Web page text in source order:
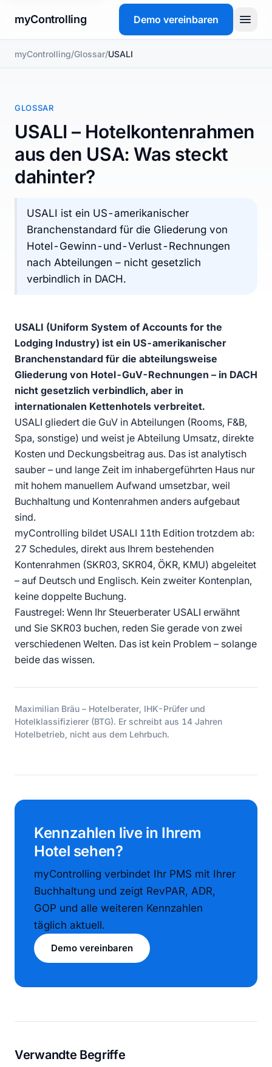
myControlling Demo vereinbaren
Produkt
FAQ
Glossar
myControlling/Glossar/USALI
GLOSSAR
USALI – Hotelkontenrahmen
aus den USA: Was steckt
dahinter?
USALI ist ein US-amerikanischer
Branchenstandard für die Gliederung von
Hotel-Gewinn-und-Verlust-Rechnungen
nach Abteilungen – nicht gesetzlich
verbindlich in DACH.
USALI (Uniform System of Accounts for the
Lodging Industry) ist ein US-amerikanischer
Branchenstandard für die abteilungsweise
Gliederung von Hotel-GuV-Rechnungen – in DACH
nicht gesetzlich verbindlich, aber in
internationalen Kettenhotels verbreitet.
USALI gliedert die GuV in Abteilungen (Rooms, F&B,
Spa, sonstige) und weist je Abteilung Umsatz, direkte
Kosten und Deckungsbeitrag aus. Das ist analytisch
sauber – und lange Zeit im inhabergeführten Haus nur
mit hohem manuellem Aufwand umsetzbar, weil
Buchhaltung und Kontenrahmen anders aufgebaut
sind.
myControlling bildet USALI 11th Edition trotzdem ab:
27 Schedules, direkt aus Ihrem bestehenden
Kontenrahmen (SKR03, SKR04, ÖKR, KMU) abgeleitet
– auf Deutsch und Englisch. Kein zweiter Kontenplan,
keine doppelte Buchung.
Faustregel: Wenn Ihr Steuerberater USALI erwähnt
und Sie SKR03 buchen, reden Sie gerade von zwei
verschiedenen Welten. Das ist kein Problem – solange
beide das wissen.
Maximilian Bräu – Hotelberater, IHK-Prüfer und
Hotelklassifizierer (BTG). Er schreibt aus 14 Jahren
Hotelbetrieb, nicht aus dem Lehrbuch.
Kennzahlen live in Ihrem
Hotel sehen?
myControlling verbindet Ihr PMS mit Ihrer
Buchhaltung und zeigt RevPAR, ADR,
GOP und alle weiteren Kennzahlen
täglich aktuell.
Demo vereinbaren
Verwandte Begriffe